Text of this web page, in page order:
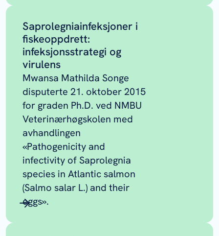
Saprolegniainfeksjoner i
fiskeoppdrett:
infeksjonsstrategi og
virulens
Mwansa Mathilda Songe
disputerte 21. oktober 2015
for graden Ph.D. ved NMBU
Veterinærhøgskolen med
avhandlingen
«Pathogenicity and
infectivity of Saprolegnia
species in Atlantic salmon
(Salmo salar L.) and their
eggs».